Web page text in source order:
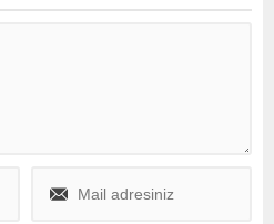
ilgili getirdiği yasağa karşı